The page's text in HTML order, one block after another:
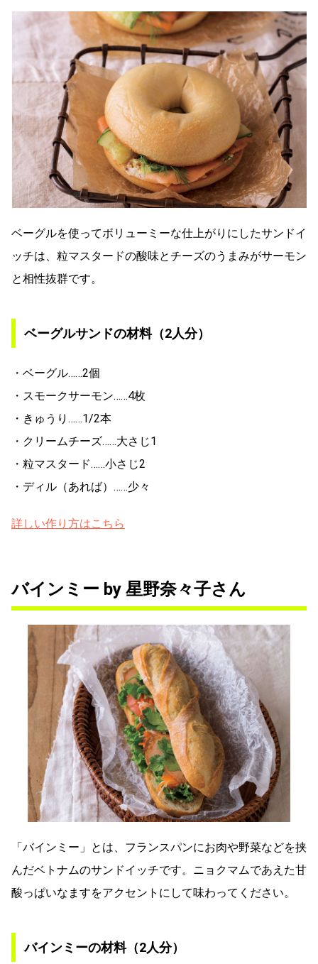
ベーグルを使ってボリューミーな仕上がりにしたサンドイ
ッチは、粒マスタードの酸味とチーズのうまみがサーモン
と相性抜群です。
ベーグルサンドの材料（2人分）
・ベーグル……2個
・スモークサーモン……4枚
・きゅうり……1/2本
・クリームチーズ……大さじ1
・粒マスタード……小さじ2
・ディル（あれば）……少々
詳しい作り方はこちら
バインミー by 星野奈々子さん
「バインミー」とは、フランスパンにお肉や野菜などを挟
んだベトナムのサンドイッチです。ニョクマムであえた甘
酸っぱいなますをアクセントにして味わってください。
バインミーの材料（2人分）